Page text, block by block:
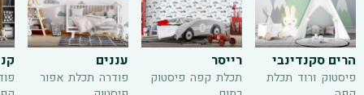
הרים סקנדינבי
פיסטוק ורוד תכלת
רייסר
תכלת קפה פיסטוק
עננים
פודרה תכלת אפור